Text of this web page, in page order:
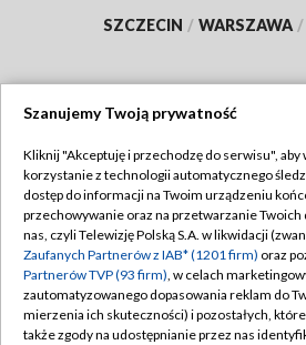
SZCZECIN / WARSZAWA /
TVP
Abonament TVP
Emisja w TVP
Centrum informacji TVP
Naziemna Telewizja Cyfrowa
Regulamin
Polityka
Moje zgody
Pomoc
Szanujemy Twoją prywatność
Kliknij "Akceptuję i przechodzę do serwisu", aby
korzystanie z technologii automatycznego
dostęp do informacji na Twoim urządzeniu
przechowywanie oraz na przetwarzanie Twoich
nas, czyli Telewizję Polską S.A. w likwidacji
Zaufanych Partnerów z IAB* (1201 firm) oraz
Partnerów TVP (93 firm), w celach
zautomatyzowanego dopasowania reklam do
mierzenia ich skuteczności) i pozostałych,
także zgody na udostępnianie przez nas